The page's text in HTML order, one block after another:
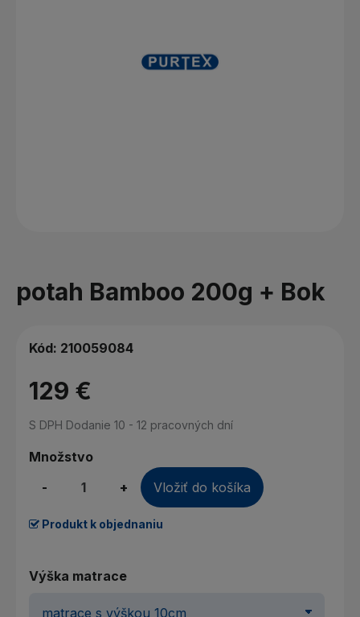
potah Bamboo 200g + Bok
Kód: 210059084
129 €
S DPH Dodanie 10 - 12 pracovných dní
Množstvo
-
+ Vložiť do košíka
Produkt k objednaniu
Výška matrace